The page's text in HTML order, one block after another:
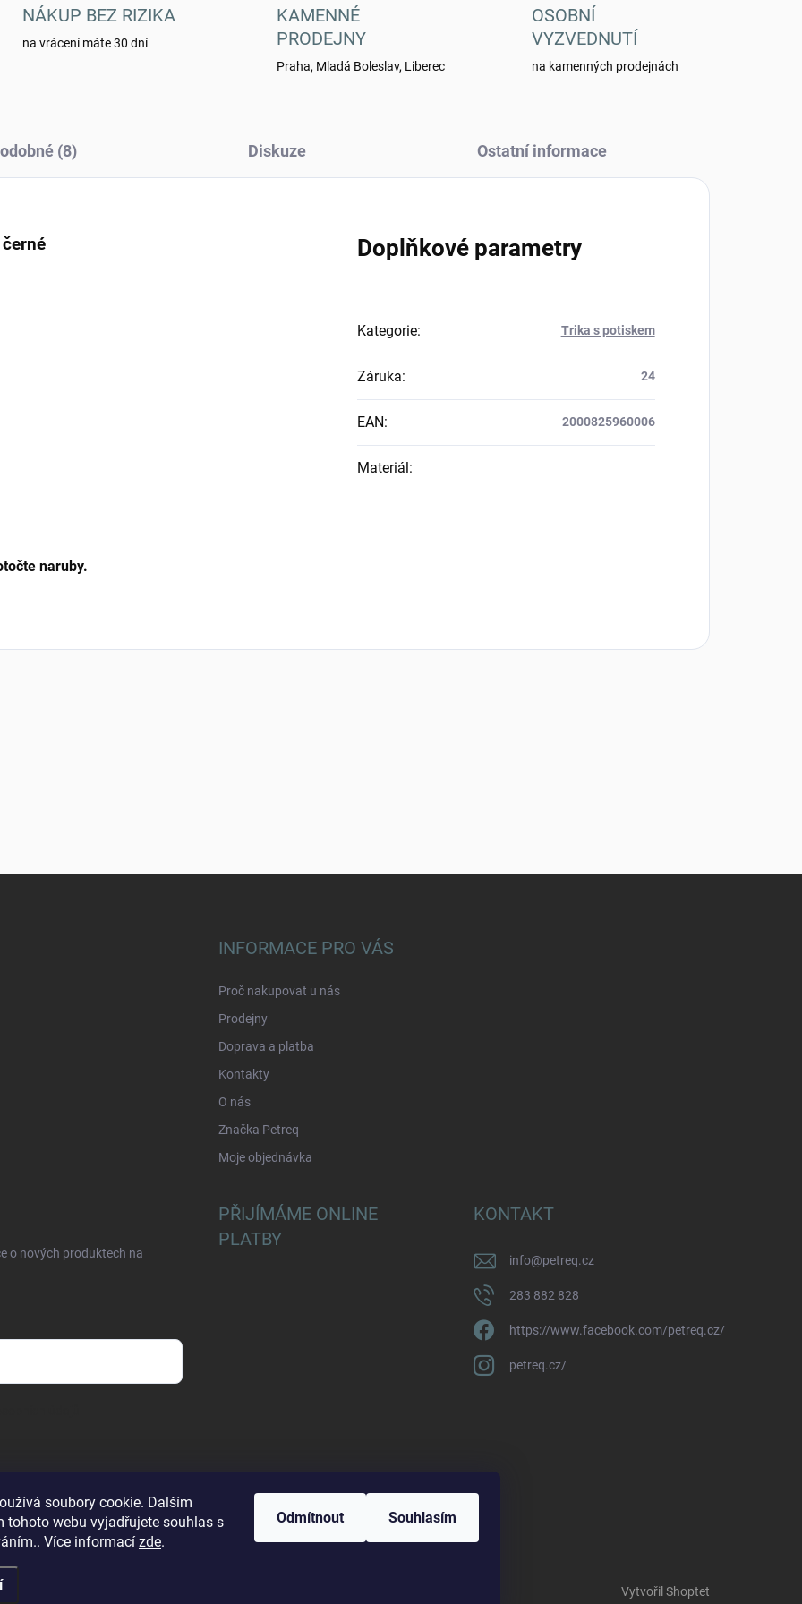
soubory cookie. Dalším
tohoto webu vyjadřujete souhlas s
Více informací zde.
Odmítnout Souhlasím
NÁKUP BEZ RIZIKA
na vrácení máte 30 dní
KAMENNÉ
PRODEJNY
Praha, Mladá Boleslav, Liberec
OSOBNÍ
VYZVEDNUTÍ
na kamenných prodejnách
(8) Diskuze Ostatní informace
naruby.
Doplňkové parametry
Kategorie: Trika s potiskem
Záruka: 24
EAN: 2000825960006
Materiál :
INFORMACE PRO VÁS
Proč nakupovat u nás
Prodejny
Doprava a platba
Kontakty
O nás
Značka Petreq
Moje objednávka
o nových produktech na
PŘIJÍMÁME ONLINE
PLATBY
KONTAKT
info@petreq.cz
283 882 828
https://www.facebook.com/petreq.cz/
petreq.cz/
Vytvořil Shoptet